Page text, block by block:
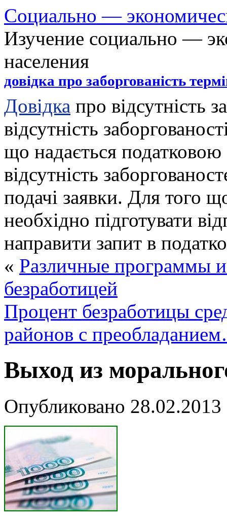
Cоциально —
Изучение социально —
населения
довідка про заборгованість
Довідка про відсутність
відсутність
що надається
відсутність
подачі заявки. Для того
необхідно підготувати
направити запит в
« Различные программы
безработицей
Процент безработицы
районов с
Выход из
Опубликовано 28.02.2013